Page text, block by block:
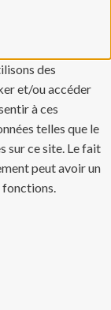
des
et/ou accéder
à ces
telles que le
sur ce site. Le fait
peut avoir un